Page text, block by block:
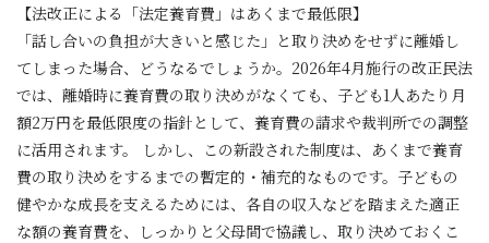
【法改正による「法定養育費」はあくまで最低限】
「話し合いの負担が大きいと感じた」と取り決めをせずに離婚し
てしまった場合、どうなるでしょうか。2026年4月施行の改正民法
では、離婚時に養育費の取り決めがなくても、子ども1人あたり月
額2万円を最低限度の指針として、養育費の請求や裁判所での調整
に活用されます。 しかし、この新設された制度は、あくまで養育
費の取り決めをするまでの暫定的・補充的なものです。子どもの
健やかな成長を支えるためには、各自の収入などを踏まえた適正
な額の養育費を、しっかりと父母間で協議し、取り決めておくこ